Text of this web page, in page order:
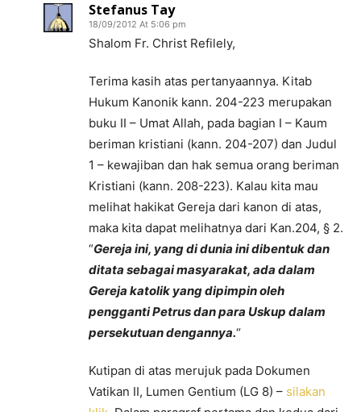
Stefanus Tay
18/09/2012 At 5:06 pm
Shalom Fr. Christ Refilely,
Terima kasih atas pertanyaannya. Kitab
Hukum Kanonik kann. 204-223 merupakan
buku II – Umat Allah, pada bagian I – Kaum
beriman kristiani (kann. 204-207) dan Judul
1 – kewajiban dan hak semua orang beriman
Kristiani (kann. 208-223). Kalau kita mau
melihat hakikat Gereja dari kanon di atas,
maka kita dapat melihatnya dari Kan.204, § 2.
“Gereja ini, yang di dunia ini dibentuk dan
ditata sebagai masyarakat, ada dalam
Gereja katolik yang dipimpin oleh
pengganti Petrus dan para Uskup dalam
persekutuan dengannya.“
Kutipan di atas merujuk pada Dokumen
Vatikan II, Lumen Gentium (LG 8) – silakan